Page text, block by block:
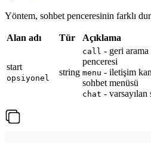
Yöntem, sohbet penceresinin farklı
Alan adı Tür Açıklama
start
opsiyonel
string
call - geri
penceresi
menu - iletişim
sohbet menüsü
chat - varsayılan